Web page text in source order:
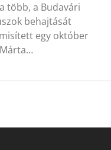
több, a Budavári
behajtását
egy október